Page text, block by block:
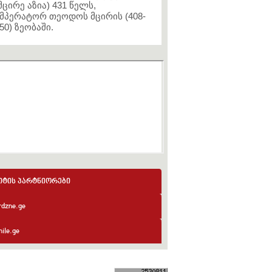
აზია) 431 წელს,
თეოდოს მცირის (408-
ზეობაში.
პარტნიორები